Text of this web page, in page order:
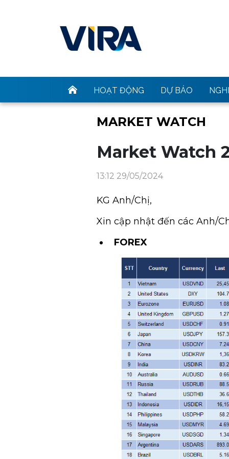
HOẠT ĐỘNG DỰ BÁO
MARKET WATCH
Market Watch
13:12 29/05/2024
KG Anh/Chị,
Xin cập nhật đến các Anh/
FOREX